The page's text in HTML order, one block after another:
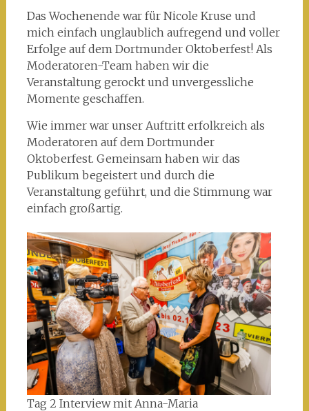
Das Wochenende war für Nicole Kruse und
mich einfach unglaublich aufregend und voller
Erfolge auf dem Dortmunder Oktoberfest! Als
Moderatoren-Team haben wir die
Veranstaltung gerockt und unvergessliche
Momente geschaffen.
Wie immer war unser Auftritt erfolkreich als
Moderatoren auf dem Dortmunder
Oktoberfest. Gemeinsam haben wir das
Publikum begeistert und durch die
Veranstaltung geführt, und die Stimmung war
einfach großartig.
Tag 2 Interview mit Anna-Maria